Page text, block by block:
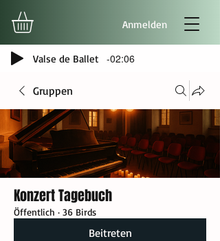
Anmelden
Valse de Ballet -02:06
Gruppen
Konzert Tagebuch
Öffentlich · 36 Birds
Beitreten